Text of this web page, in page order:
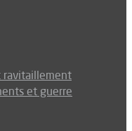
ravitaillement
et guerre